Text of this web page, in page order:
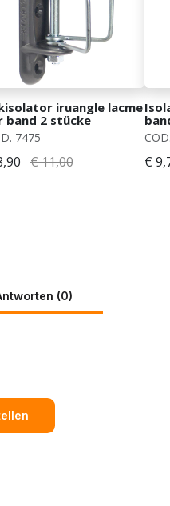
iruangle lacme
band 2 stücke
7475
€ 11,00 €
(0)